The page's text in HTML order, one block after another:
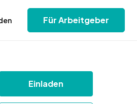
Für Arbeitgeber
Einladen